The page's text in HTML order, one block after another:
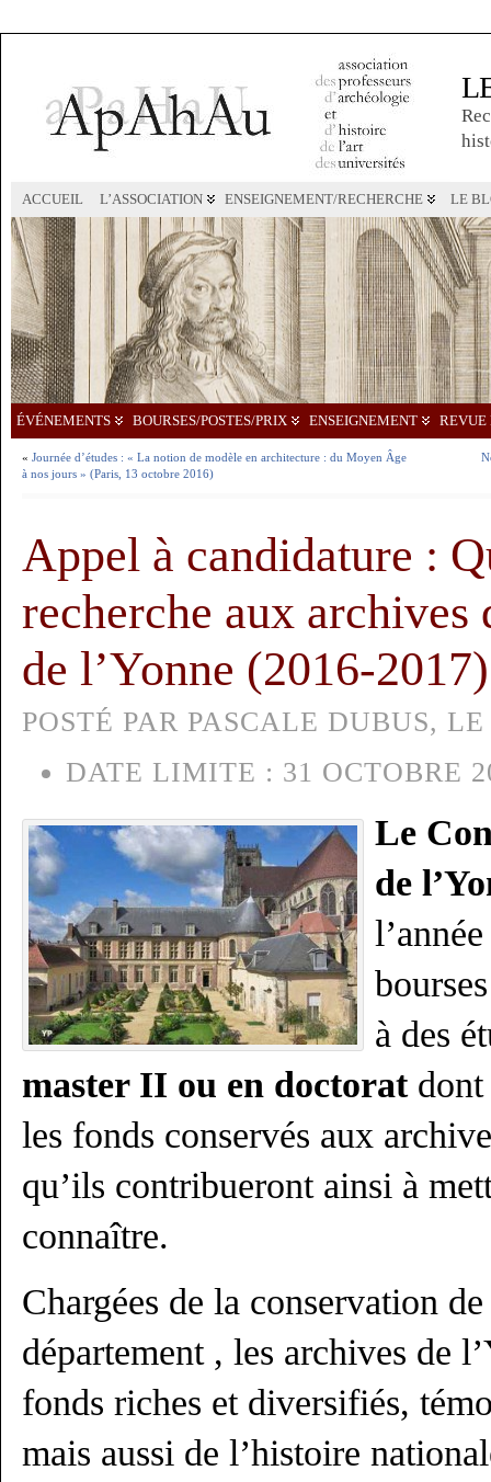
ACCUEIL L’ASSOCIATION ENSEIGNEMENT/RECHERCHE LE
ÉVÉNEMENTS BOURSES/POSTES/PRIX ENSEIGNEMENT REVUE
« Journée d’études : « La notion de modèle en architecture : du Moyen Âge
à nos jours » (Paris, 13 octobre 2016)
Appel à candidature :
recherche aux archives
de l’Yonne (2016-2017)
POSTÉ PAR PASCALE DUBUS,
DATE LIMITE : 31 OCTOBRE
Le
de
à des
master II ou en doctoratdont
les fonds conservés aux
qu’ils contribueront ainsi à
connaître.
Chargées de la conservation
département , les archives de
fonds riches et diversifiés,
mais aussi de l’histoire